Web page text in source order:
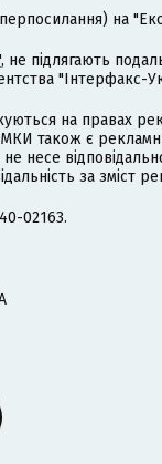
на
, не підлягають
"Інтерфакс-
на правах
також є
несе
за зміст
02163.